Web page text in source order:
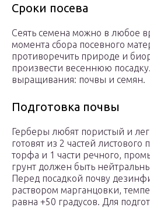
Сроки посева
Сеять семена можно в любое
момента сбора посевного
противоречить природе и
произвести весеннюю
выращивания: почвы и семян.
Подготовка почвы
Герберы любят пористый и
готовят из 2 частей листового
торфа и 1 части речного,
грунт должен быть
Перед посадкой почву
раствором марганцовки,
равна +50 градусов. Для